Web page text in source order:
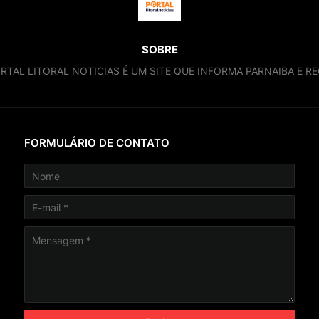
SOBRE
LITORAL NOTICIAS É UM SITE QUE INFORMA PARNAIBA E
FORMULÁRIO DE CONTATO